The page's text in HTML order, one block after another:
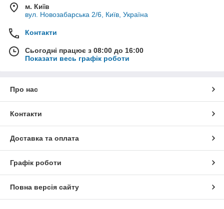
устанавливаться безфланцевой стороной корпуса к
бордюрному камню перпендикулярно оси улиц. Круглые, в
ремонтных работ и реконструкции старых канализационных
люков.
м. Київ
вул. Новозабарська 2/6, Київ, Україна
Контакти
Сьогодні працює з 08:00 до 16:00
Показати весь графік роботи
Про нас
Контакти
Доставка та оплата
Графік роботи
Повна версія сайту